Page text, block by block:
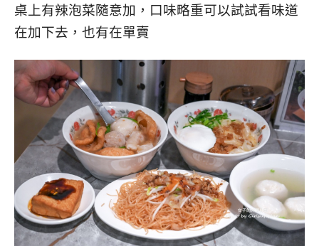
桌上有辣泡菜隨意加，口味略重可以試試看味道
在加下去，也有在單賣